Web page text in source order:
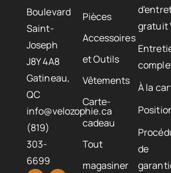
Boulevard
Saint-
Joseph
J8Y 4A8
Gatineau,
QC
info@velozophie.ca
(819)
303-
6699
Pièces
Accessoires
et Outils
Vêtements
Carte-
cadeau
Tout
magasiner
gratuit
À la
de